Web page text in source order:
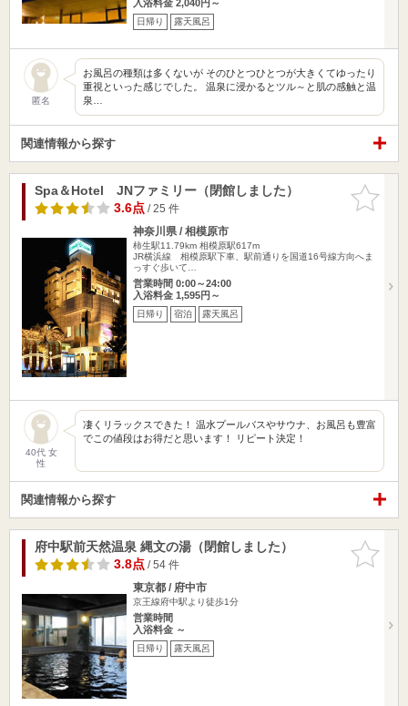
入浴料金 2,040円～
日帰り 露天風呂
匿名
お風呂の種類は多くないが そのひとつひとつが大きくてゆったり
重視といった感じでした。 温泉に浸かるとツル～と肌の感触と温
泉…
関連情報から探す
お気に入
りに追加
Spa＆Hotel JNファミリー（閉館しました）
3.6点/ 25 件
神奈川県 / 相模原市
柿生駅11.79km 相模原駅617m
JR横浜線 相模原駅下車、駅前通りを国道16号線方向へま
っすぐ歩いて…
営業時間 0:00～24:00
入浴料金 1,595円～
日帰り 宿泊 露天風呂
40代 女
性
凄くリラックスできた！ 温水プールバスやサウナ、お風呂も豊富
でこの値段はお得だと思います！ リピート決定！
関連情報から探す
お気に入
りに追加
府中駅前天然温泉 縄文の湯（閉館しました）
3.8点/ 54 件
東京都 / 府中市
京王線府中駅より徒歩1分
営業時間
入浴料金 ～
日帰り 露天風呂